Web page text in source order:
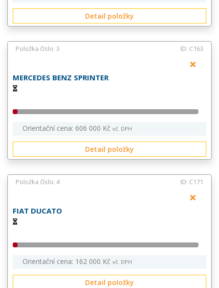
Detail položky
Položka číslo: 3 ID: C163
MERCEDES BENZ SPRINTER
Orientační cena: 606 000 Kč vč. DPH
Detail položky
Položka číslo: 4 ID: C171
FIAT DUCATO
Orientační cena: 162 000 Kč vč. DPH
Detail položky